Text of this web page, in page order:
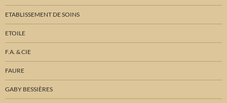
ETABLISSEMENT DE SOINS
ETOILE
F.A. & CIE
FAURE
GABY BESSIÈRES